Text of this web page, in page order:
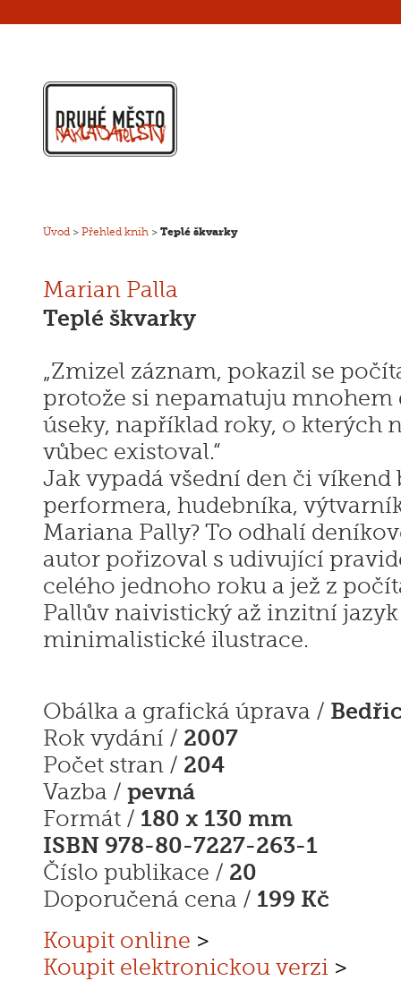
Úvod > Přehled knih > Teplé škvarky
Marian Palla
Teplé škvarky
„Zmizel záznam, pokazil se
protože si nepamatuju mnohem
úseky, například roky, o kterých
vůbec existoval.“
Jak vypadá všední den či víkend
performera, hudebníka,
Mariana Pally? To odhalí
autor pořizoval s udivující
celého jednoho roku a jež z
Pallův naivistický až inzitní
minimalistické ilustrace.
Obálka a grafická úprava /
Rok vydání / 2007
Počet stran / 204
Vazba / pevná
Formát / 180 x 130 mm
ISBN 978-80-7227-263-1
Číslo publikace / 20
Doporučená cena / 199 Kč
Koupit online >
Koupit elektronickou verzi >